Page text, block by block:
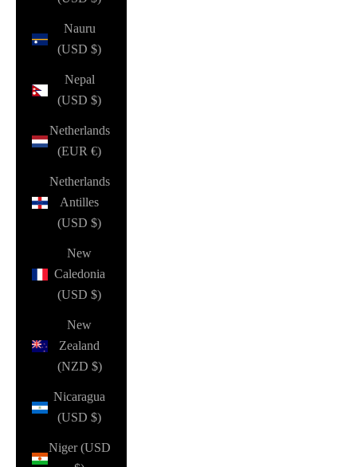
Nauru
(USD $)
Nepal
(USD $)
Netherlands
(EUR €)
Netherlands
Antilles
(USD $)
New
Caledonia
(USD $)
New
Zealand
(NZD $)
Nicaragua
(USD $)
Niger (USD